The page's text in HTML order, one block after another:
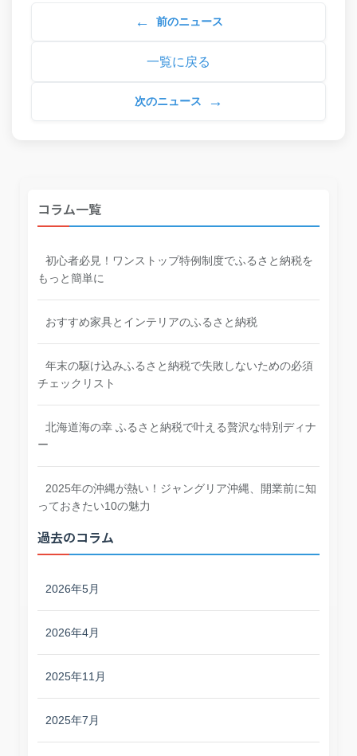
← 前のニュース
一覧に戻る
次のニュース →
コラム一覧
初心者必見！ワンストップ特例制度でふるさと納税を
もっと簡単に
おすすめ家具とインテリアのふるさと納税
年末の駆け込みふるさと納税で失敗しないための必須
チェックリスト
北海道海の幸 ふるさと納税で叶える贅沢な特別ディナ
ー
2025年の沖縄が熱い！ジャングリア沖縄、開業前に知
っておきたい10の魅力
過去のコラム
2026年5月
2026年4月
2025年11月
2025年7月